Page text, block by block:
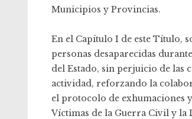
Municipios y Provincias.
En el Capítulo I de este Título,
personas desaparecidas
del Estado, sin perjuicio de las
actividad, reforzando la
el protocolo de exhumaciones
Víctimas de la Guerra Civil y la